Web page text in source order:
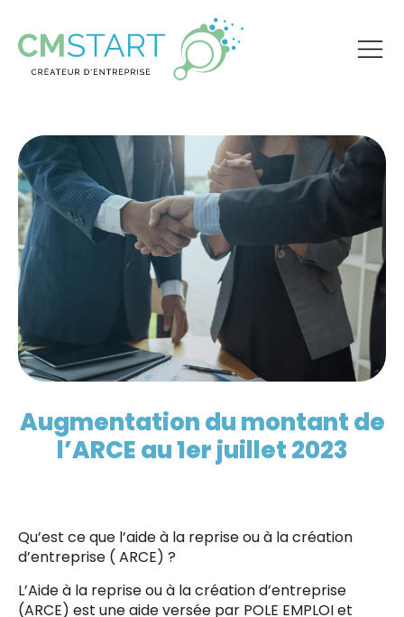
Augmentation du montant de
l’ARCE au 1er juillet 2023
Qu’est ce que l’aide à la reprise ou à la création
d’entreprise ( ARCE) ?
L’Aide à la reprise ou à la création d’entreprise
(ARCE) est une aide versée par POLE EMPLOI et